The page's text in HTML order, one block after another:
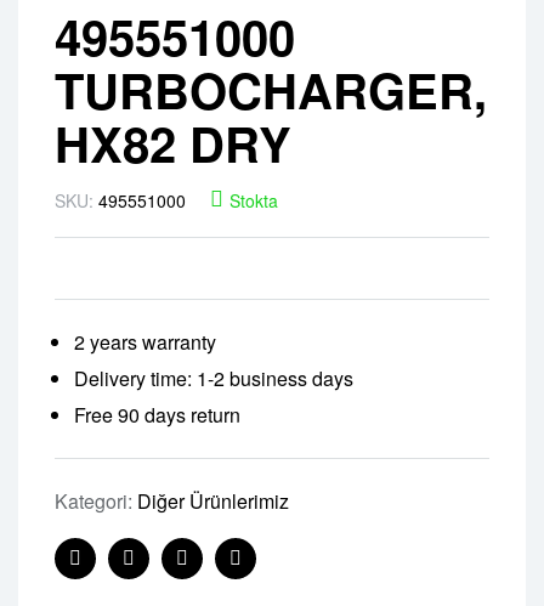
495551000
TURBOCHARGER,
HX82 DRY
SKU: 495551000 Stokta
2 years warranty
Delivery time: 1-2 business days
Free 90 days return
Kategori: Diğer Ürünlerimiz
FacebookTwitterLinkedinPinterest